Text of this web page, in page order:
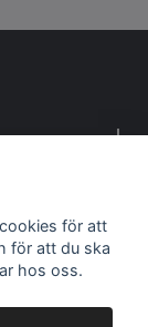
för att
för att du ska
hos oss.